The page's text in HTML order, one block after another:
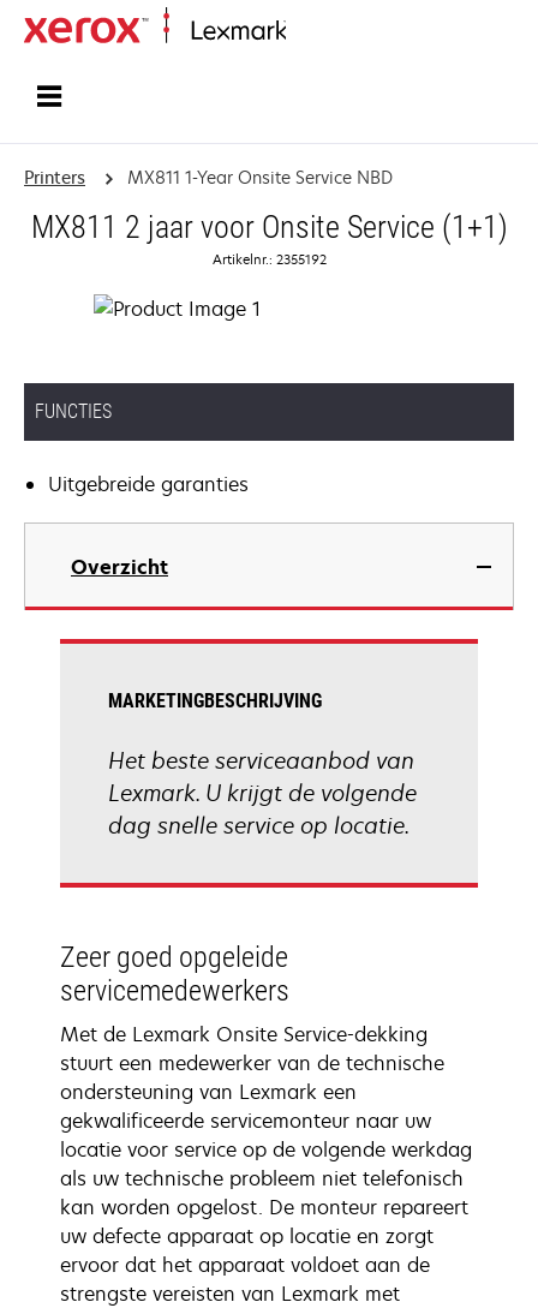
Printers MX811 1-Year Onsite Service NBD
MX811 2 jaar voor Onsite Service (1+1)
Artikelnr.: 2355192
FUNCTIES
Uitgebreide garanties
Overzicht
MARKETINGBESCHRIJVING
Het beste serviceaanbod van
Lexmark. U krijgt de volgende
dag snelle service op locatie.
Zeer goed opgeleide
servicemedewerkers
Met de Lexmark Onsite Service-dekking
stuurt een medewerker van de technische
ondersteuning van Lexmark een
gekwalificeerde servicemonteur naar uw
locatie voor service op de volgende werkdag
als uw technische probleem niet telefonisch
kan worden opgelost. De monteur repareert
uw defecte apparaat op locatie en zorgt
ervoor dat het apparaat voldoet aan de
strengste vereisten van Lexmark met